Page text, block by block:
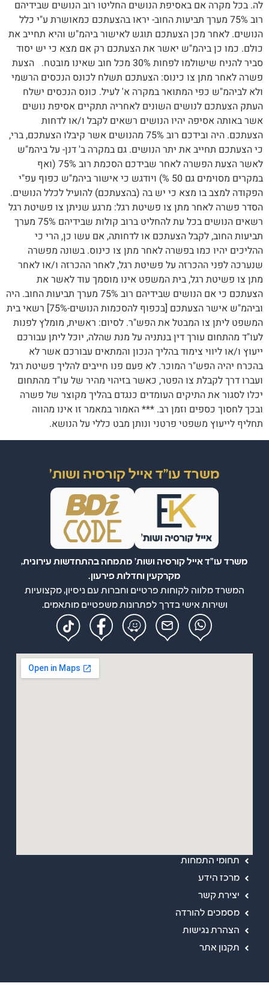
לה. בכל מקרה אם באסיפת הנושים החליטו רוב הנושים שבידיהם
רוב 75% מערך תביעות החוב- יראו בהצעתכם כמאושרת ע"י כלל
הנושים. לאחר מכן הצעתכם תוגש לאישור ביהמ"ש והיא תחייב את
כולם. כמו כן ביהמ"ש יאשר את הצעתכם רק אם מצא כי יש יסוד
סביר להניח שישולמו לפחות 30% מכל חוב שאינו מובטח. הצעת
פשרה לאחר מתן צו כינוס: הצעתכם תשלח לכונס הנכסים הרשמי
ולא לביהמ"ש כפי המתואר במקרה א' לעיל. כונס הנכסים ישלח
העתק הצעתכם לנושים השונים לאחריה תתקיים אסיפת נושים
אשר באותה אסיפה יהיו הנושים רשאים לקבל ו/או לדחות
הצעתכם. היה ובידכם רוב 75% מהנושים אשר קיבלו הצעתכם, ברי,
כי הצעתכם תחייב את יתר הנושים. גם במקרה ב' דנן- על ביהמ"ש
לאשר הצעת הפשרה לאחר שבידכם הסכמת רוב 75% (ואף
במקרים מסוימים גם 50 %) ויודגש כי אישור ביהמ"ש כפוף עפ"י
הפקודה למצב בו מצא כי יש בה (בהצעתכם) להועיל לכלל הנושים.
הסדר פשרה לאחר מתן צו פשיטת רגל: מרגע שניתן צו פשיטת רגל
רשאים הנושים בכל עת להחליט ברוב קולות שבידיהם 75% מערך
תביעות החוב, לקבל הצעתכם או לדחותה, אם עשו כן, הרי כי
ההליכים יהיו כמו בפשרה לאחר מתן צו כינוס. בשונה מפשרה
שנערכה לפני ההכרזה על פשיטת רגל, לאחר ההכרזה ו/או לאחר
מתן צו פשיטת רגל, בית המשפט אינו מוסמך עוד לאשר את
הצעתכם כי אם הנושים שבידיהם רוב 75% מערך תביעות החוב. היה
וביהמ"ש אישר הצעתכם [בכפוף להסכמות הנושים-75%] רשאי בית
המשפט ליתן צו המבטל את הפש"ר. לסיום: ראשית, מומלץ לפנות
לעו"ד מהתחום עורך דין בנתניה על מנת שהלה, יוכל ליתן עבורכם
ייעוץ ו/או ליווי צימוד בהליך הנכון והמתאים עבורכם אשר לא
בהכרח יהיה הפש"ר המוכר. לא פעם פנו חייבים להליך פשיטת רגל
ועברו דרך לקבלת צו הפטר, כאשר בזיהוי מהיר של עו"ד מהתחום
יכלו לסגור את התיקים העומדים כנגדם בהליך מקוצר של פשרה
ובכך לחסוך כספים וזמן רב. *** האמור במאמר זו אינו מהווה
תחליף לייעוץ משפטי פרטני ונותן מבט כללי על הנושא.
משרד עו"ד אייל קורסיה ושות'
משרד עו"ד אייל קורסיה ושות' מתמחה בהתחדשות עירונית,
מקרקעין וחדלות פירעון.
המשרד מלווה לקוחות פרטיים וחברות עם ניסיון, מקצועיות
ושירות אישי בדרך לפתרונות משפטיים מותאמים.
תחומי התמחות
מרכז הידע
יצירת קשר
מסמכים להורדה
הצהרת נגישות
תקנון אתר